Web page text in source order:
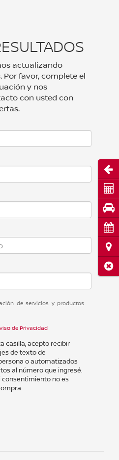
actualizando
Por favor, complete el
y nos
con usted con
de servicios y productos
de Privacidad
casilla, acepto recibir
de texto de
o automatizados
al número que ingresé.
consentimiento no es